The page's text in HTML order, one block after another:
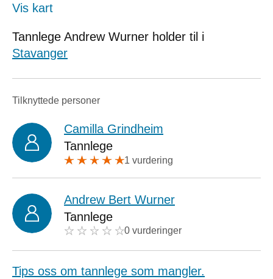
Vis kart
Tannlege Andrew Wurner holder til i
Stavanger
Tilknyttede personer
Camilla Grindheim
Tannlege
1 vurdering
Andrew Bert Wurner
Tannlege
0 vurderinger
Tips oss om tannlege som mangler.